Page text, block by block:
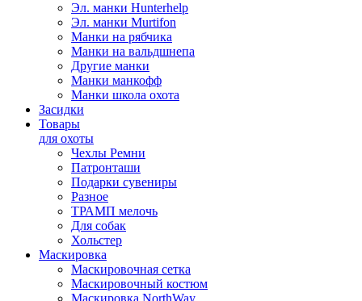
Эл. манки Hunterhelp
Эл. манки Murtifon
Манки на рябчика
Манки на вальдшнепа
Другие манки
Манки манкофф
Манки школа охота
Засидки
Товары
для охоты
Чехлы Ремни
Патронташи
Подарки сувениры
Разное
ТРАМП мелочь
Для собак
Хольстер
Маскировка
Маскировочная сетка
Маскировочный костюм
Маскировка NorthWay